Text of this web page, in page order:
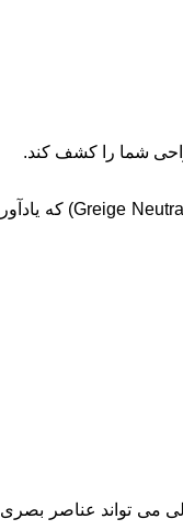
شما را کشف کند.
ترکیب ‌های رنگی خاصی وجود دارند که فوراً یک مقطع زمانی خاص را تداعی می ‌کنند؛ مانند رنگ ‌های خردلی خاکی که اوایل دهه ۱۹۷۰ را تداعی می کنند یا رنگ‌ های خنثی “گریج” (Greige Neutrals) که یادآور
می ‌تواند عناصر بصری